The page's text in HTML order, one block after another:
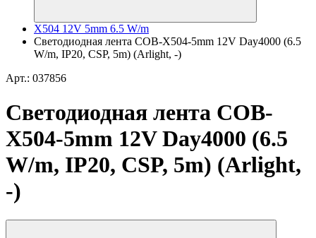
X504 12V 5mm 6.5 W/m
Светодиодная лента COB-X504-5mm 12V Day4000 (6.5
W/m, IP20, CSP, 5m) (Arlight, -)
Арт.: 037856
Светодиодная лента COB-
X504-5mm 12V Day4000 (6.5
W/m, IP20, CSP, 5m) (Arlight,
-)